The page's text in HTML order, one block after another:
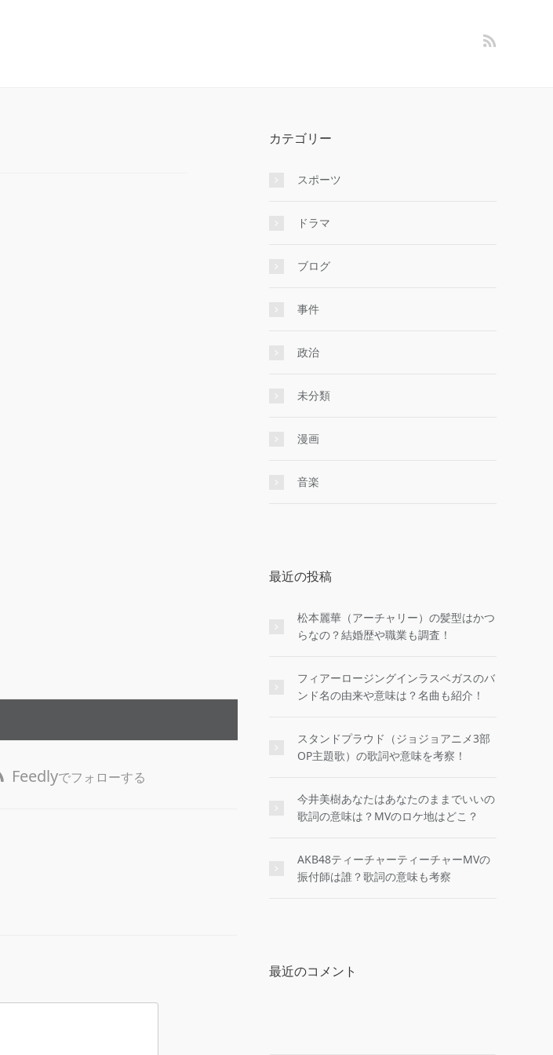
Feedlyでフォローする
カテゴリー
スポーツ
ドラマ
ブログ
事件
政治
未分類
漫画
音楽
最近の投稿
松本麗華（アーチャリー）の髪型はかつ
らなの？結婚歴や職業も調査！
フィアーロージングインラスベガスのバ
ンド名の由来や意味は？名曲も紹介！
スタンドプラウド（ジョジョアニメ3部
OP主題歌）の歌詞や意味を考察！
今井美樹あなたはあなたのままでいいの
歌詞の意味は？MVのロケ地はどこ？
AKB48ティーチャーティーチャーMVの
振付師は誰？歌詞の意味も考察
最近のコメント